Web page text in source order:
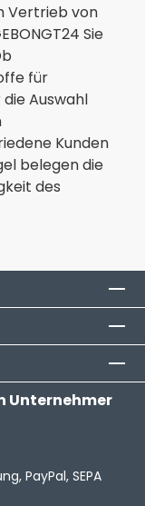
Vertrieb von
Sie
für
Auswahl
Kunden
belegen die
des
Unternehmer
PayPal, SEPA